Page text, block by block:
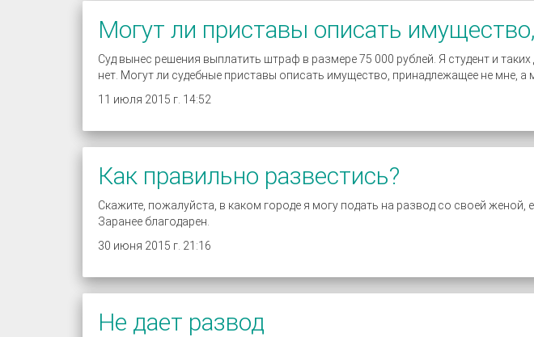
Могут ли приставы описать
Суд вынес решения выплатить штраф в размере 75 000 рублей. Я студент и
нет. Могут ли судебные приставы описать имущество, принадлежащее не мне, а
11 июля 2015 г. 14:52
Как правильно развестись?
Скажите, пожалуйста, в каком городе я могу подать на развод со своей
Заранее благодарен.
30 июня 2015 г. 21:16
Не дает развод